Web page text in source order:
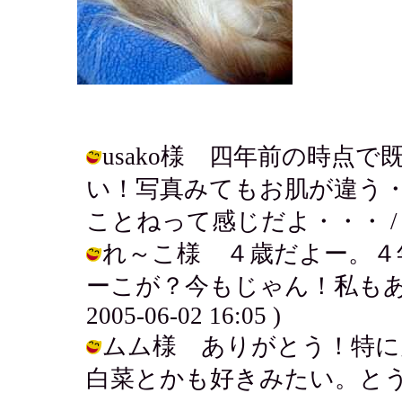
usako様 四年前の時点で
い！写真みてもお肌が違う
ことねって感じだよ・・・ /
れ～こ様 ４歳だよー。４
ーこが？今もじゃん！私も
2005-06-02 16:05 )
ムム様 ありがとう！特に
白菜とかも好きみたい。と